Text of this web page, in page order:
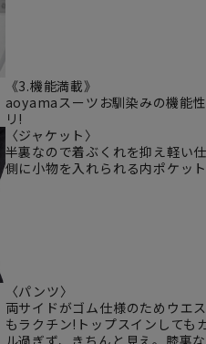
《3.機能満載》
aoyamaスーツお馴染みの機能
リ!
〈ジャケット〉
半裏なので着ぶくれを抑え軽い
側に小物を入れられる内ポケット
〈パンツ〉
両サイドがゴム仕様のためウエ
もラクチン!トップスインしても
ル過ぎず、きちんと見え。膝裏